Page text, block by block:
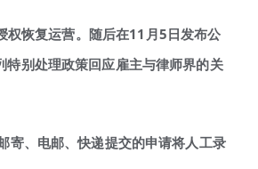
权恢复运营。随后在11 月5日发布公
特别处理政策回应雇主与律师界的关
寄、电邮、快递提交的申请将人工录